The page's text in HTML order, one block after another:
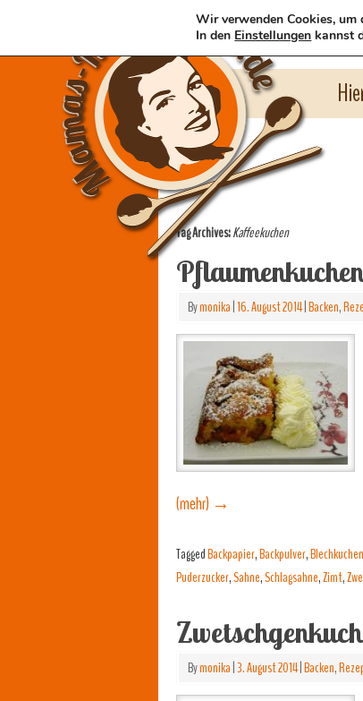
Tag Archives:Kaffeekuchen
Bymonika|16. August 2014|Backen,
(mehr) →
TaggedBackpapier,Backpulver,Blechkuchen
Puderzucker,Sahne,Schlagsahne,Zimt,
Bymonika|3. August 2014|Backen,
Wir verwenden Cookies,
In den Einstellungen kannst